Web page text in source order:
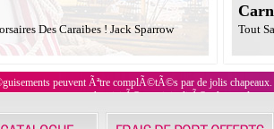
Des Caraibes ! Jack Sparrow Tout
peuvent Ãªtre complÃ©tÃ©s par de jolis
authenticitÃ© et originalitÃ©, chacun de